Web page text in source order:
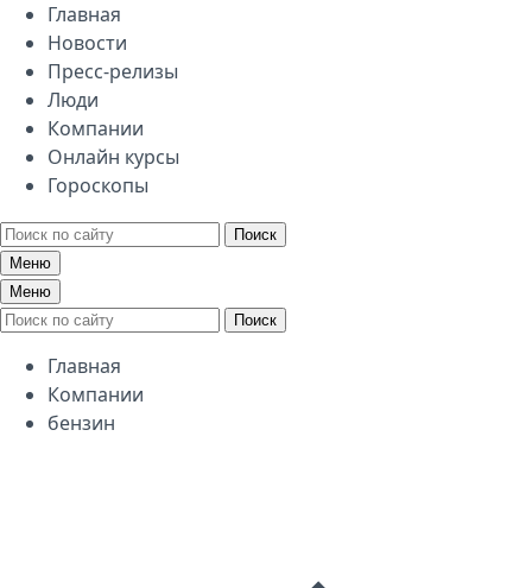
Главная
Новости
Пресс-релизы
Люди
Компании
Онлайн курсы
Гороскопы
Поиск
Меню
Меню
Поиск
Главная
Компании
бензин